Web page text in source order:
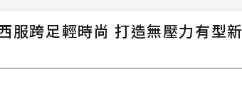
服跨足輕時尚 打造無壓力有型新